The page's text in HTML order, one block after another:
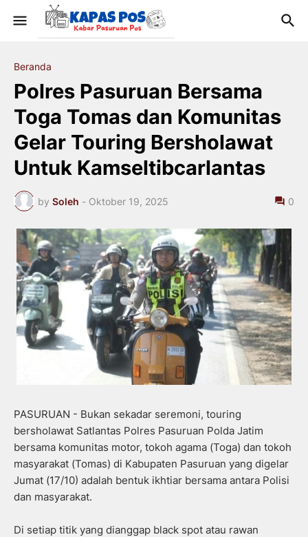
Beranda
Polres Pasuruan Bersama
Toga Tomas dan Komunitas
Gelar Touring Bersholawat
Untuk Kamseltibcarlantas
by Soleh - Oktober 19, 2025 0
PASURUAN - Bukan sekadar seremoni, touring
bersholawat Satlantas Polres Pasuruan Polda Jatim
bersama komunitas motor, tokoh agama (Toga) dan tokoh
masyarakat (Tomas) di Kabupaten Pasuruan yang digelar
Jumat (17/10) adalah bentuk ikhtiar bersama antara Polisi
dan masyarakat.
Di setiap titik yang dianggap black spot atau rawan